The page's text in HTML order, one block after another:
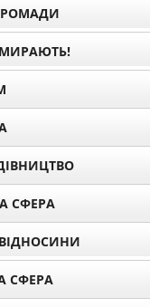
СФЕРА
СФЕРА